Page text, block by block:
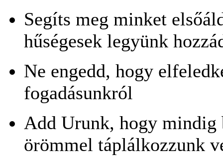
Segíts meg minket első
hűségesek legyünk
Ne engedd, hogy
fogadásunkról
Add Urunk, hogy mindig
örömmel táplálkozzunk